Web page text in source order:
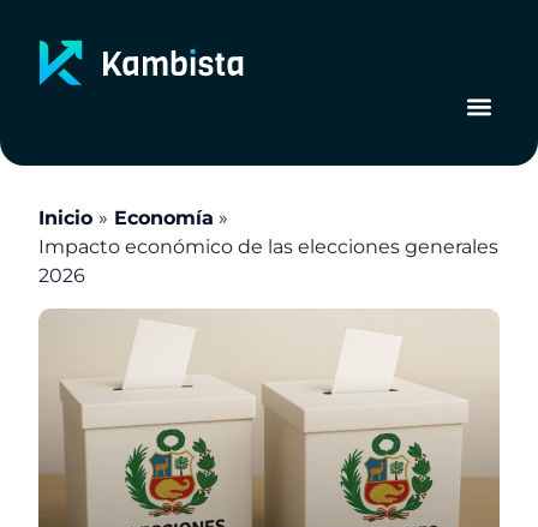
contenido
Inicio
Economía
Impacto económico de las elecciones generales
2026